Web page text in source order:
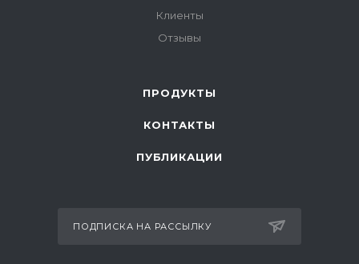
Клиенты
Отзывы
ПРОДУКТЫ
КОНТАКТЫ
ПУБЛИКАЦИИ
ПОДПИСКА НА РАССЫЛКУ